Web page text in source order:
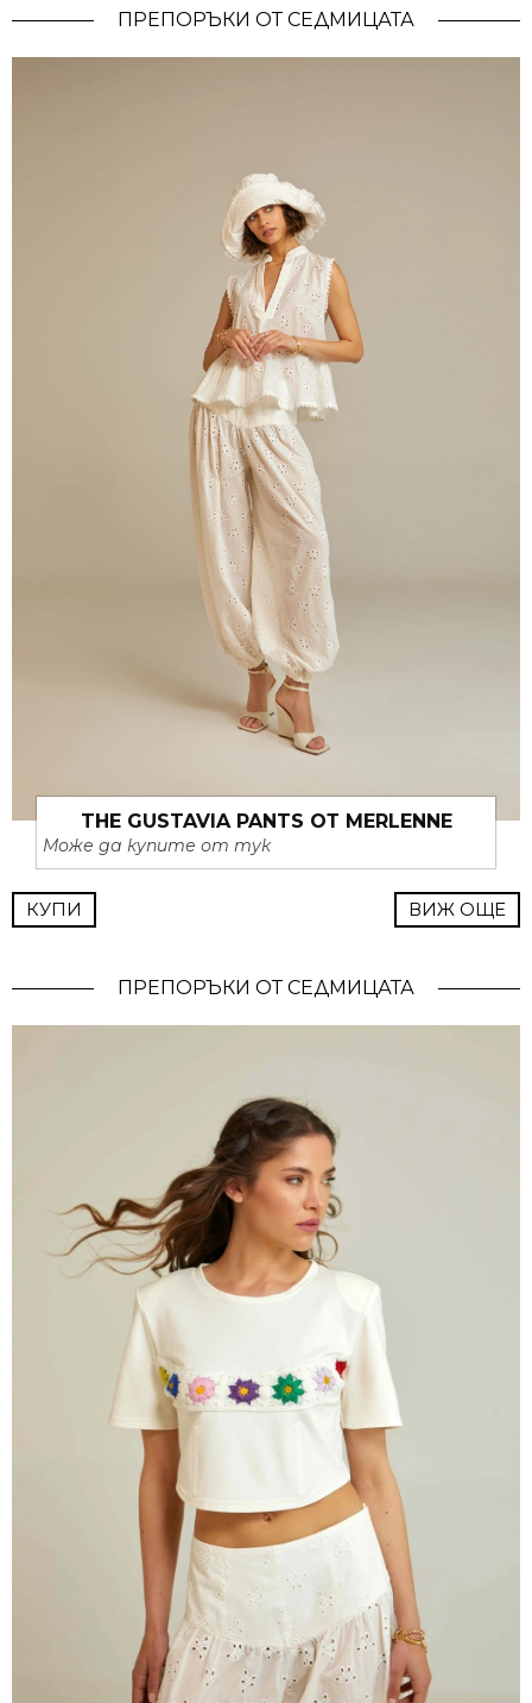
ПРЕПОРЪКИ ОТ СЕДМИЦАТА
THE GUSTAVIA PANTS ОТ MERLENNE
Може да купите от тук
КУПИ ВИЖ ОЩЕ
ПРЕПОРЪКИ ОТ СЕДМИЦАТА